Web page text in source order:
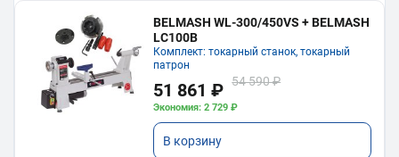
BELMASH WL-300/450VS + BELMASH
LC100B
Комплект: токарный станок, токарный
патрон
51 861 ₽ 54 590 ₽
Экономия: 2 729 ₽
В корзину